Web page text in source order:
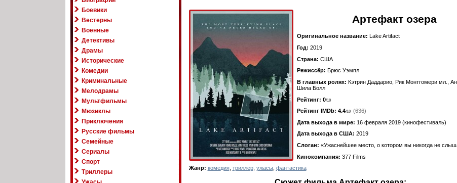
Боевики
Вестерны
Военные
Детективы
Драмы
Исторические
Комедии
Криминальные
Мелодрамы
Мультфильмы
Мюзиклы
Приключения
Русские фильмы
Семейные
Сериалы
Спорт
Триллеры
Артефакт озера
Оригинальное название:
Lake Artifact
Год: 2019
Страна: США
Режиссёр: Брюс Уэмпл
В главных ролях: Кэтрин Даддарио, Рик Монтгомери мл.,
Шила Болл
Рейтинг: 0/10
Рейтинг IMDb: 4.4/10
(636)
Дата выхода в мире: 16 февраля 2019 (кинофестиваль)
Дата выхода в США: 2019
Слоган: «Ужаснейшее место, о котором вы никогда не
Кинокомпания: 377 Films
Жанр: комедия, триллер, ужасы, фантастика